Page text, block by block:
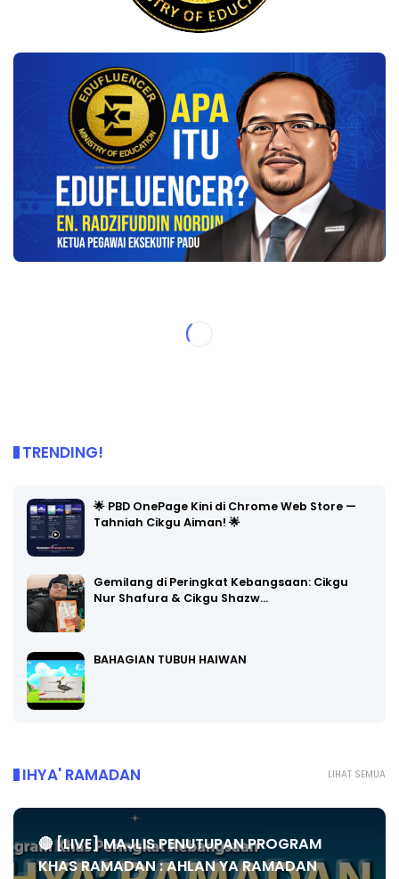
TRENDING!
🌟 PBD OnePage Kini di Chrome Web Store —
Tahniah Cikgu Aiman! 🌟
Gemilang di Peringkat Kebangsaan: Cikgu
Nur Shafura & Cikgu Shazw…
BAHAGIAN TUBUH HAIWAN
LIHAT SEMUA
IHYA' RAMADAN
🔴 [LIVE] MAJLIS PENUTUPAN PROGRAM
KHAS RAMADAN : AHLAN YA RAMADAN